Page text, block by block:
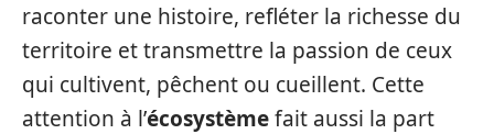
raconter une histoire, refléter la richesse du
territoire et transmettre la passion de ceux
qui cultivent, pêchent ou cueillent. Cette
attention à l’écosystèmefait aussi la part